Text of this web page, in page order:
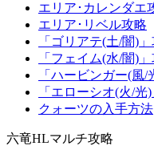
エリア･カレンダエ
エリア･リベル攻略
「ゴリアテ(土/闇)
「フェイム(水/闇)
「ハービンガー(風/
「エローシオ(火/光
クォーツの入手方法
六竜HLマルチ攻略